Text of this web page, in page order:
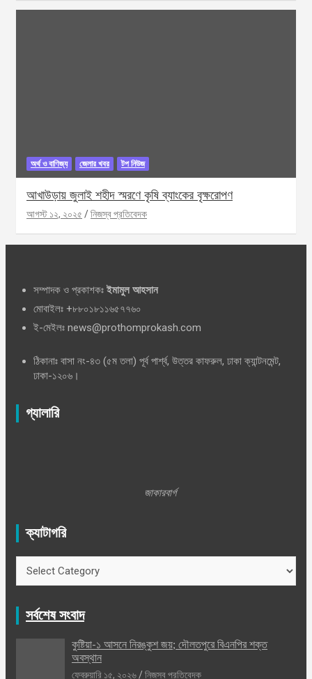
অর্থ ও বাণিজ্য জেলার খবর টপ নিউজ
আখাউড়ায় জুলাই শহীদ স্মরণে কৃষি ব্যাংকের বৃক্ষরোপণ
আগস্ট ১২, ২০২৫ নিজস্ব প্রতিবেদক
সম্পাদক ও প্রকাশকঃ ইমামুল আহসান
মোবাইলঃ +৮৮০১৮১১৬৫৭৭৬০
ই-মেইলঃ news@prothomprokash.com
ঠিকানাঃ বাসা নং-৪৩ (৫ম তলা) পূর্ব পার্শ্ব, উত্তর কাফরুল, ঢাকা ক্যান্টনমেন্ট,
ঢাকা-১২০৬।
গ্যালারি
জাকারবার্গ
ক্যাটাগরি
সর্বশেষ সংবাদ
কুষ্টিয়া-১ আসনে নিরঙ্কুশ জয়; দৌলতপুরে বিএনপির শক্ত
অবস্থান
ফেব্রুয়ারি ১৫, ২০২৬
নিজস্ব প্রতিবেদক